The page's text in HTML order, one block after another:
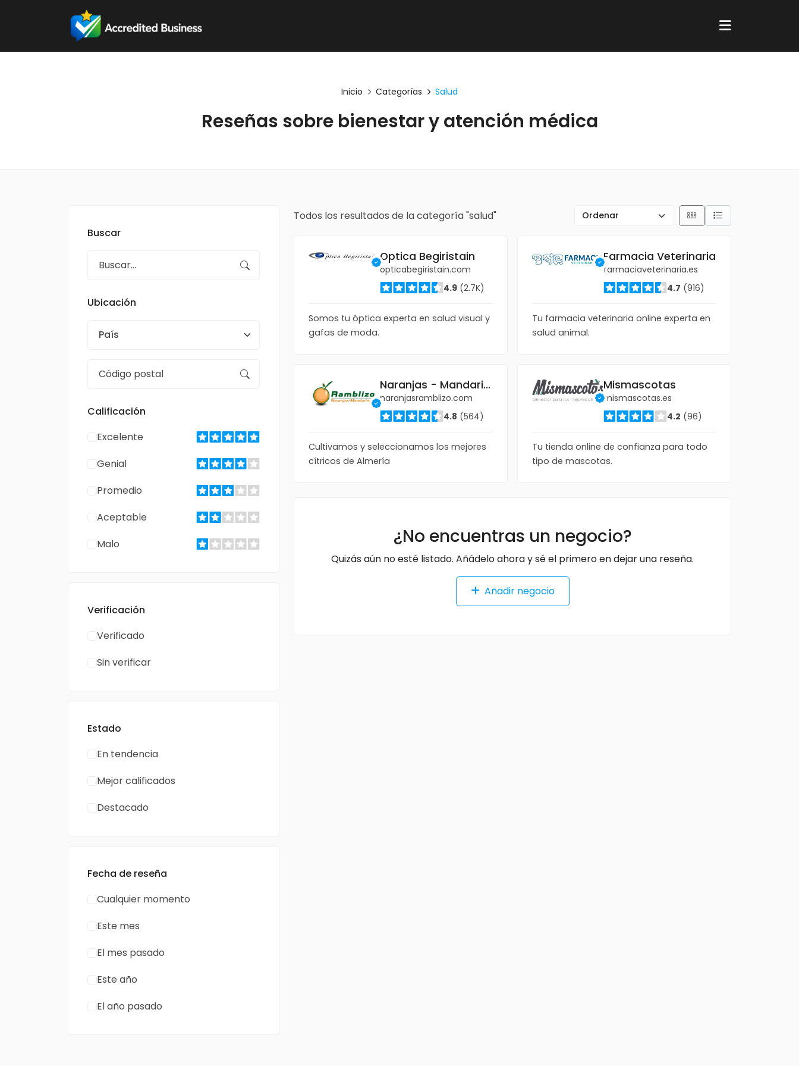
Inicio Categorías Salud
Reseñas sobre bienestar y atención médica
Buscar
Ubicación
País
Calificación
Excelente
Genial
Promedio
Aceptable
Malo
Verificación
Verificado
Sin verificar
Estado
En tendencia
Mejor calificados
Destacado
Fecha de reseña
Cualquier momento
Este mes
El mes pasado
Este año
El año pasado
Todos los resultados de la categoría "salud"
Optica Begiristain
opticabegiristain.com
4.9 (2.7K)
Somos tu óptica experta en salud visual y
gafas de moda.
Farmacia Veterinaria
farmaciaveterinaria.es
4.7 (916)
Tu farmacia veterinaria online experta en
salud animal.
Naranjas - Mandarinas Ramblizo
naranjasramblizo.com
4.8 (564)
Cultivamos y seleccionamos los mejores
cítricos de Almería
Mismascotas
mismascotas.es
4.2 (96)
Tu tienda online de confianza para todo
tipo de mascotas.
¿No encuentras un negocio?
Quizás aún no esté listado. Añádelo ahora y sé el primero en dejar una reseña.
Añadir negocio